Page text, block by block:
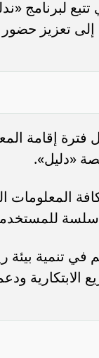
تتبع لبرنامج
إلى تعزيز
إقامة
«دليل».
المعلومات
سلسة
تنمية بيئة
السعودي”
من الفئة الأولى بقيمة